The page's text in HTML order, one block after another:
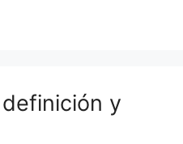
y